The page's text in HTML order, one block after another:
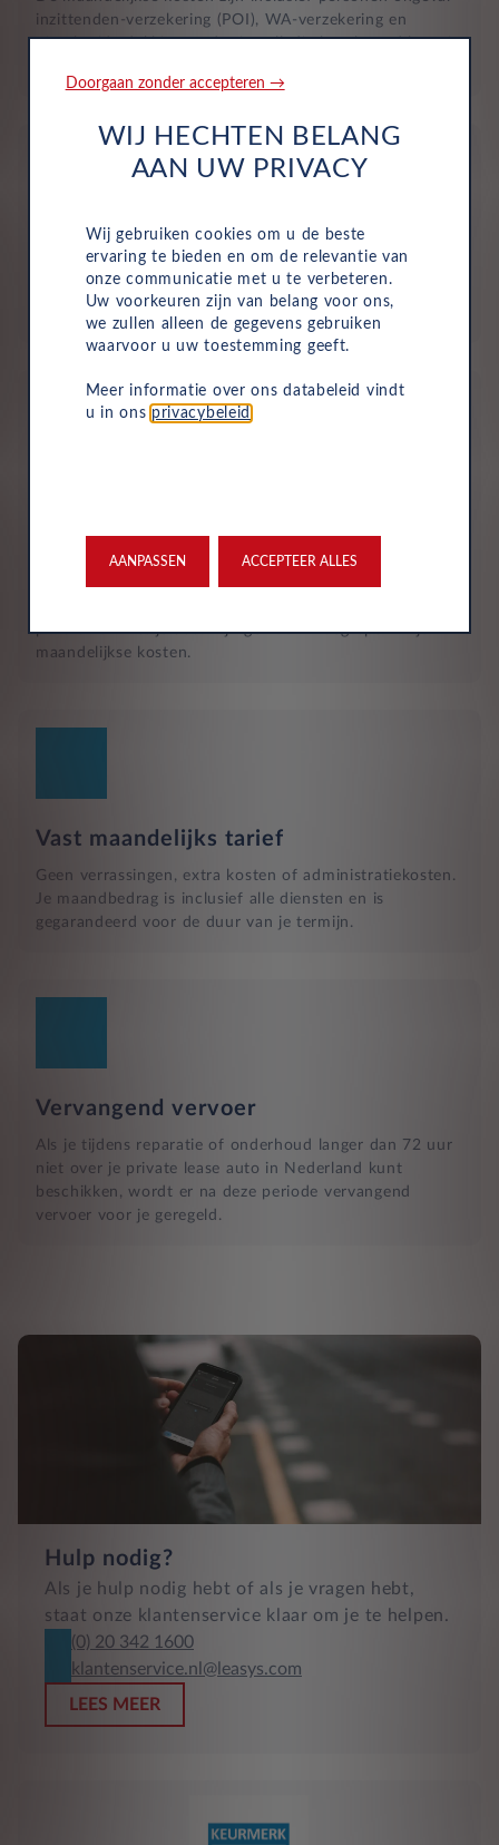
inzittenden-verzekering (POI), WA-verzekering en
uitgebreide dekking, zodat je volledig beschermd bent in
Aflevering bij jou in de buurt
nieuwe auto bij jou in de buurt ophalen.
Naast het reguliere onderhoud, zijn kleine reparaties aan
glas of vervangende banden ook inbegrepen in je
problemen met je auto zijn gewoon inbegrepen in je
maandelijkse kosten.
Vast maandelijks tarief
Geen verrassingen, extra kosten of administratiekosten.
Je maandbedrag is inclusief alle diensten en is
gegarandeerd voor de duur van je termijn.
Vervangend vervoer
Als je tijdens reparatie of onderhoud langer dan 72 uur
niet over je private lease auto in Nederland kunt
beschikken, wordt er na deze periode vervangend
vervoer voor je geregeld.
Hulp nodig?
Als je hulp nodig hebt of als je vragen hebt,
staat onze klantenservice klaar om je te helpen.
(0) 20 342 1600
klantenservice.nl@leasys.com
LEES MEER
Doorgaan zonder accepteren →
WIJ HECHTEN BELANG
AAN UW PRIVACY
Wij gebruiken cookies om u de beste
ervaring te bieden en om de relevantie van
onze communicatie met u te verbeteren.
Uw voorkeuren zijn van belang voor ons,
we zullen alleen de gegevens gebruiken
waarvoor u uw toestemming geeft.
Meer informatie over ons databeleid vindt
u in ons privacybeleid
AANPASSEN ACCEPTEER ALLES